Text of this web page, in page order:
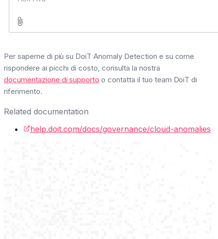
Per saperne di più su DoiT Anomaly Detection e su come
rispondere ai picchi di costo, consulta la nostra
documentazione di supporto o contatta il tuo team DoiT di
riferimento.
Related documentation
help.doit.com/docs/governance/cloud-anomalies